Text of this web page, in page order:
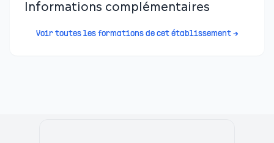
Informations complémentaires
Voir toutes les formations de cet établissement →